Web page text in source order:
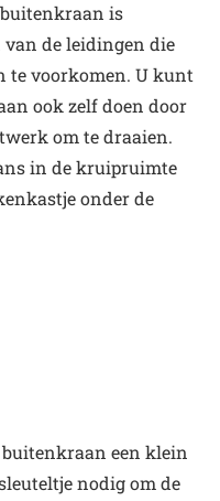
is
de leidingen die
te voorkomen. U kunt
ook zelf doen door
om te draaien.
in de kruipruimte
onder de
een klein
nodig om de